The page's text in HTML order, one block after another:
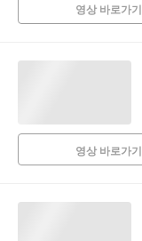
영상 바로가기
영상 바로가기